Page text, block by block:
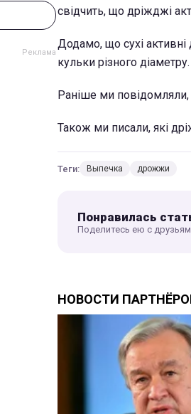
свідчить, що дріжджі
Додамо, що сухі активні
кульки різного
Раніше ми повідомляли,
Також ми писали, які
Теги: Выпечка дрожжи
Понравилась
Поделитесь ею с